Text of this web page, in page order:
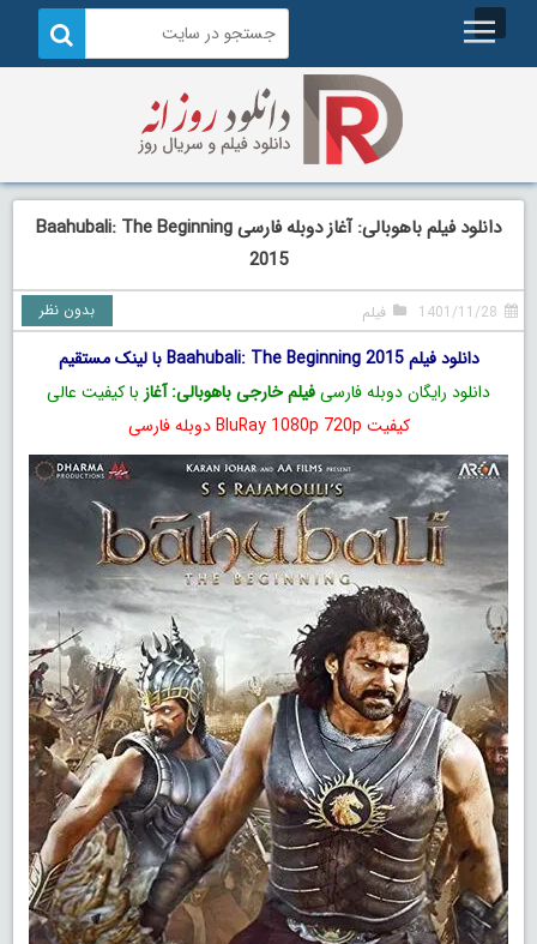
دانلود فیلم باهوبالی: آغاز دوبله فارسی Baahubali: The Beginning
2015
1401/11/28 فیلم بدون نظر
دانلود فیلم Baahubali: The Beginning 2015 با لینک مستقیم
دانلود رایگان دوبله فارسیفیلم خارجی باهوبالی: آغاز با کیفیت عالی
کیفیت BluRay 1080p 720p دوبله فارسی